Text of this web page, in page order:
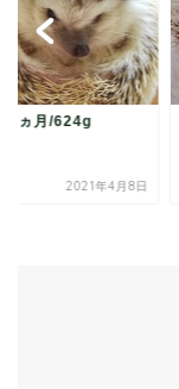
ヵ月/624g
2021年4月8日